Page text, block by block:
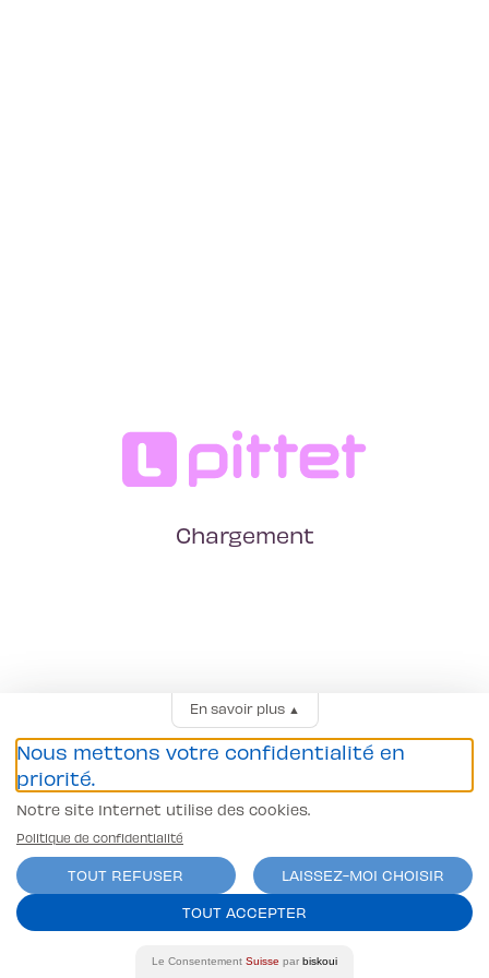
Chargement
En savoir plus▲
Nous mettons votre confidentialité en
priorité.
Notre site Internet utilise des cookies.
Politique de confidentialité
TOUT REFUSER
LAISSEZ-MOI CHOISIR
TOUT ACCEPTER
Le Consentement Suisse par biskoui